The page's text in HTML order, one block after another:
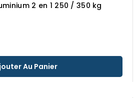
2 en 1 250 / 350 kg
Au Panier